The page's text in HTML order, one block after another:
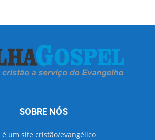
SOBRE NÓS
é um site cristão/evangélico